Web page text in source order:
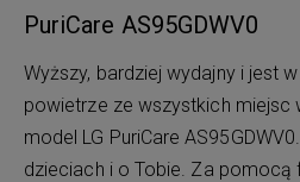
PuriCare AS95GDWV0
Wyższy, bardziej wydajny i jest
powietrze ze wszystkich miejsc
model LG PuriCare
dzieciach i o Tobie. Za pomocą